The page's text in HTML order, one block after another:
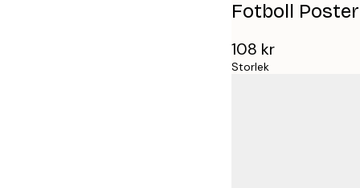
Fotboll Poster
108 kr
Storlek